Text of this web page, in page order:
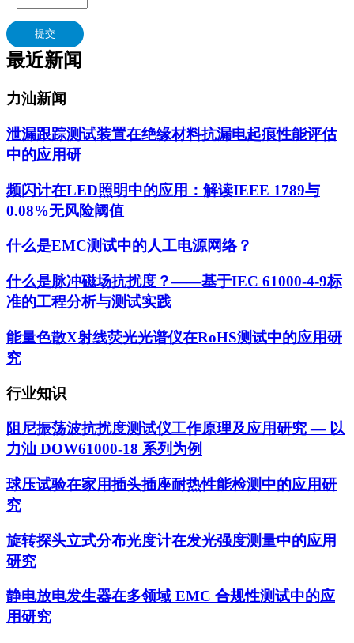
提交
最近新闻
力汕新闻
泄漏跟踪测试装置在绝缘材料抗漏电起痕性能评估
中的应用研
频闪计在LED照明中的应用：解读IEEE 1789与
0.08%无风险阈值
什么是EMC测试中的人工电源网络？
什么是脉冲磁场抗扰度？——基于IEC 61000-4-9标
准的工程分析与测试实践
能量色散X射线荧光光谱仪在RoHS测试中的应用研
究
行业知识
阻尼振荡波抗扰度测试仪工作原理及应用研究 — 以
力汕 DOW61000-18 系列为例
球压试验在家用插头插座耐热性能检测中的应用研
究
旋转探头立式分布光度计在发光强度测量中的应用
研究
静电放电发生器在多领域 EMC 合规性测试中的应
用研究